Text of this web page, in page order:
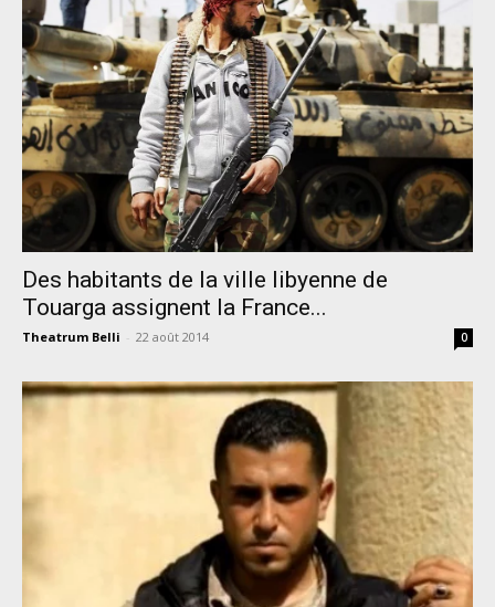
Des habitants de la ville libyenne de
Touarga assignent la France...
Theatrum Belli - 22 août 2014 0